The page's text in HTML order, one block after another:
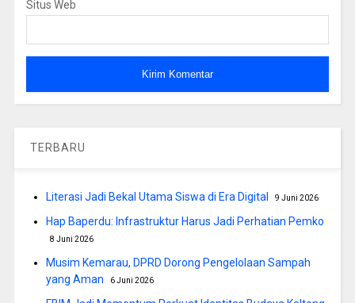
Situs Web
TERBARU
Literasi Jadi Bekal Utama Siswa di Era Digital 9 Juni 2026
Hap Baperdu: Infrastruktur Harus Jadi Perhatian Pemko
8 Juni 2026
Musim Kemarau, DPRD Dorong Pengelolaan Sampah
yang Aman
6 Juni 2026